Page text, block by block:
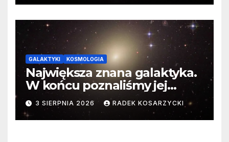
GALAKTYKI KOSMOLOGIA
Największa znana galaktyka.
W końcu poznaliśmy jej
faktyczne wymiary
3 SIERPNIA 2026 RADEK KOSARZYCKI